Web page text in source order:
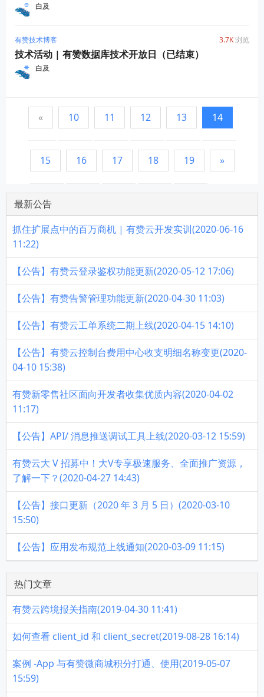
白及
有赞技术博客 3.7K浏览
技术活动 | 有赞数据库技术开放日（已结束）
白及
« 10 11 12 13 14
15 16 17 18 19 »
最新公告
抓住扩展点中的百万商机 | 有赞云开发实训(2020-06-16
11:22)
【公告】有赞云登录鉴权功能更新(2020-05-12 17:06)
【公告】有赞告警管理功能更新(2020-04-30 11:03)
【公告】有赞云工单系统二期上线(2020-04-15 14:10)
【公告】有赞云控制台费用中心收支明细名称变更(2020-
04-10 15:38)
有赞新零售社区面向开发者收集优质内容(2020-04-02
11:17)
【公告】API/ 消息推送调试工具上线(2020-03-12 15:59)
有赞云大 V 招募中！大V专享极速服务、全面推广资源，
了解一下？(2020-04-27 14:43)
【公告】接口更新（2020 年 3 月 5 日）(2020-03-10
15:50)
【公告】应用发布规范上线通知(2020-03-09 11:15)
热门文章
有赞云跨境报关指南(2019-04-30 11:41)
如何查看 client_id 和 client_secret(2019-08-28 16:14)
案例 -App 与有赞微商城积分打通、使用(2019-05-07
15:59)